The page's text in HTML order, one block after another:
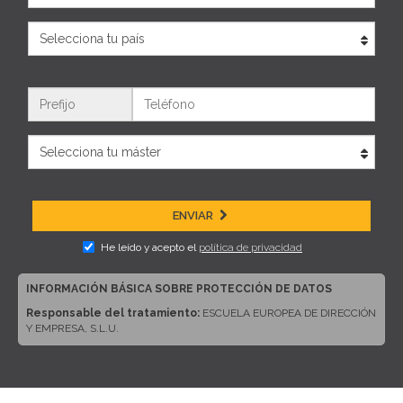
ENVIAR
He leído y acepto el política de privacidad
INFORMACIÓN BÁSICA SOBRE PROTECCIÓN DE DATOS
Responsable del tratamiento: ESCUELA EUROPEA DE DIRECCIÓN
Y EMPRESA, S.L.U.